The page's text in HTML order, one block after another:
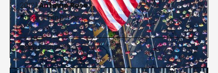
2017 |Antoine Rose
Fotografía en Diasec
Administrative Offices 